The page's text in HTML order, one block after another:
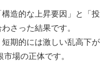
造的な上昇要因」と「投
さった結果です。
期的には激しい乱高下が
場の正体です。